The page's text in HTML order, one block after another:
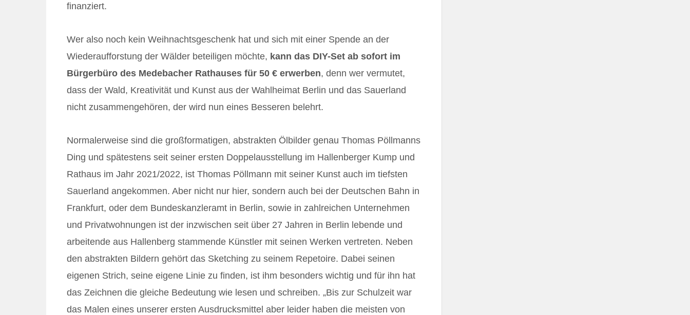
finanziert.
Wer also noch kein Weihnachtsgeschenk hat und sich mit einer Spende an der
Wiederaufforstung der Wälder beteiligen möchte, kann das DIY-Set ab sofort im
Bürgerbüro des Medebacher Rathauses für 50 € erwerben, denn wer vermutet,
dass der Wald, Kreativität und Kunst aus der Wahlheimat Berlin und das Sauerland
nicht zusammengehören, der wird nun eines Besseren belehrt.
Normalerweise sind die großformatigen, abstrakten Ölbilder genau Thomas Pöllmanns
Ding und spätestens seit seiner ersten Doppelausstellung im Hallenberger Kump und
Rathaus im Jahr 2021/2022, ist Thomas Pöllmann mit seiner Kunst auch im tiefsten
Sauerland angekommen. Aber nicht nur hier, sondern auch bei der Deutschen Bahn in
Frankfurt, oder dem Bundeskanzleramt in Berlin, sowie in zahlreichen Unternehmen
und Privatwohnungen ist der inzwischen seit über 27 Jahren in Berlin lebende und
arbeitende aus Hallenberg stammende Künstler mit seinen Werken vertreten. Neben
den abstrakten Bildern gehört das Sketching zu seinem Repetoire. Dabei seinen
eigenen Strich, seine eigene Linie zu finden, ist ihm besonders wichtig und für ihn hat
das Zeichnen die gleiche Bedeutung wie lesen und schreiben. „Bis zur Schulzeit war
das Malen eines unserer ersten Ausdrucksmittel aber leider haben die meisten von